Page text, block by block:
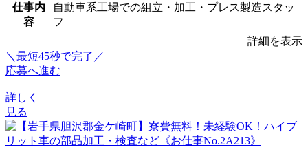
仕事内
容
自動車系工場での組立・加工・プレス製造スタッ
フ
詳細を表示
＼最短45秒で完了／
応募へ進む
詳しく
見る